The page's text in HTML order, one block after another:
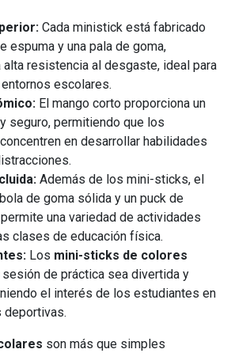
Cada ministick está fabricado
espuma y una pala de goma,
alta resistencia al desgaste, ideal para
escolares.
El mango corto proporciona un
seguro, permitiendo que los
en desarrollar habilidades
Además de los mini-sticks, el
de goma sólida y un puck de
una variedad de actividades
clases de educación física.
Los mini-sticks de colores
sesión de práctica sea divertida y
el interés de los estudiantes en
deportivas.
son más que simples